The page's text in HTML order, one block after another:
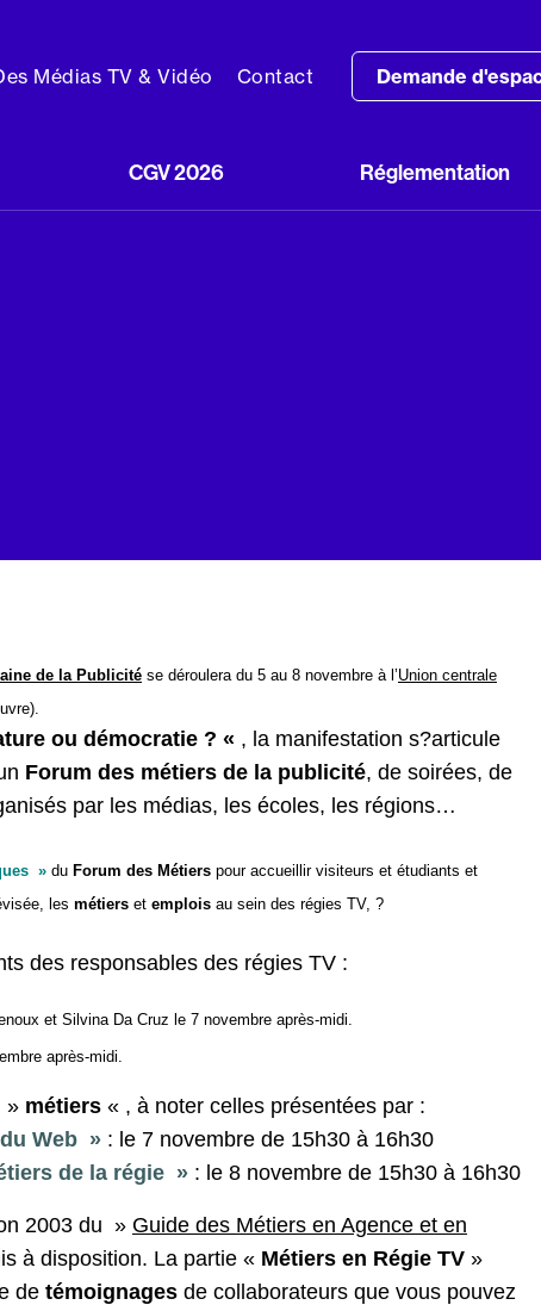
Médias TV & Vidéo Contact Demande
CGV 2026 Réglementation
de la Publicité se déroulera du 5 au 8 novembre à l’Union centrale
ou démocratie ? « , la manifestation s?articule
Forum des métiers de la publicité, de soirées, de
par les médias, les écoles, les régions…
» du Forum des Métiers pour accueillir visiteurs et étudiants et
les métiers et emplois au sein des régies TV, ?
des responsables des régies TV :
et Silvina Da Cruz le 7 novembre après-midi.
après-midi.
» métiers « , à noter celles présentées par :
Web » : le 7 novembre de 15h30 à 16h30
de la régie » : le 8 novembre de 15h30 à 16h30
2003 du » Guide des Métiers en Agence et en
à disposition. La partie « Métiers en Régie TV »
de témoignages de collaborateurs que vous pouvez